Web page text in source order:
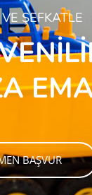
ŞEFKATLE
BAŞVUR